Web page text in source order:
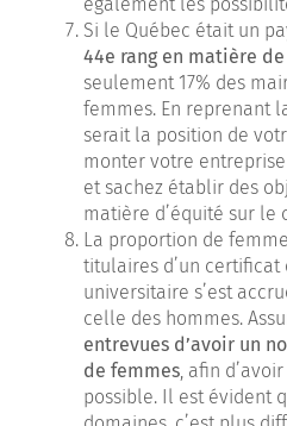
Si le Québec était un
44e rang en matière
seulement 17% des
femmes. En reprenant
serait la position de
monter votre
et sachez établir des
matière d’équité sur le
La proportion de
titulaires d’un certificat
universitaire s’est
celle des hommes.
entrevues d’avoir un
de femmes, afin
possible. Il est évident